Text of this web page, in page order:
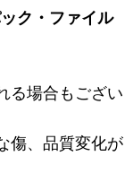
ク・ファイル
る場合もござい
傷、品質変化が